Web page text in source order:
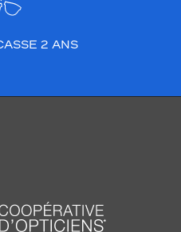
2 ANS